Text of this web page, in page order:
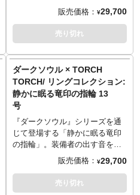
初回入荷: 2018年3月
7号/円周47.1mm
──────────────────
■マテリアル
──────────────────
■原型制作
宮田夏帆
TORCH TORCH OFFICIAL
SITE
：http://www.torchtorch.jp
TORCH TORCHのコダワリを
monoマガジンでご紹介いただき
は、何段階もの燻しと着色を組
み合わせる複雑な工程により実
現。世間からは隠された魔術師
かな時間の重みを想起させる仕
上がりです。『DARKSOULS』
の世界から抜け出してきたよう
な再現度ながら、日常にもすん
なり馴染むシックなデザイン
を、ぜひお手元でご堪能くださ
い。
※世界観を再現するため、意図
※ハンドメイドで作られている
ため、ひとつひとつの色合いや
す効果を持つ、プレイヤーにも
馴染み深いアイテムです。そん
な指輪をゲームの世界そのまま
の再現度で、実際に身に着けら
本体はシルバー925製。竜の彫刻
部分は、歪みや傷に至るまで細
やかに彫りこみ、控えめながら
格式あるたたずまいを完全再
現。ゲーム内のビジュアルでは
確認しづらい、アーム部分の美
しく妖しいうねりもしっかりと
は、何段階もの燻しと着色を組
み合わせる複雑な工程により実
現。世間からは隠された魔術師
販売価格： ¥29,700
売り切れ
ダークソウル × TORCH
TORCH/ リングコレクション:
静かに眠る竜印の指輪 13
号
『ダークソウル』シリーズを通
じて登場する「静かに眠る竜印
の指輪」。装備者の出す音を消
す効果を持つ、プレイヤーにも
馴染み深いアイテムです。そん
な指輪をゲームの世界そのまま
の再現度で、実際に身に着けら
販売価格： ¥29,700
売り切れ